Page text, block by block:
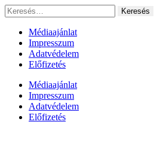
Ugrás
a
tartalomhoz
Keresés:
Médiaajánlat
Impresszum
Adatvédelem
Előfizetés
Médiaajánlat
Impresszum
Adatvédelem
Előfizetés